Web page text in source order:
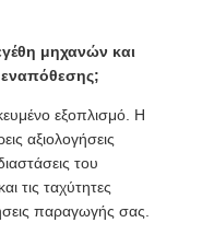
μηχανών και
εξοπλισμό. Η
αξιολογήσεις
του
τις ταχύτητες
παραγωγής σας.